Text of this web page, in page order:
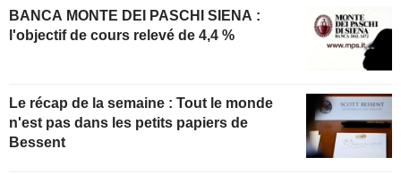
BANCA MONTE DEI PASCHI SIENA :
l'objectif de cours relevé de 4,4 %
Le récap de la semaine : Tout le monde
n'est pas dans les petits papiers de
Bessent